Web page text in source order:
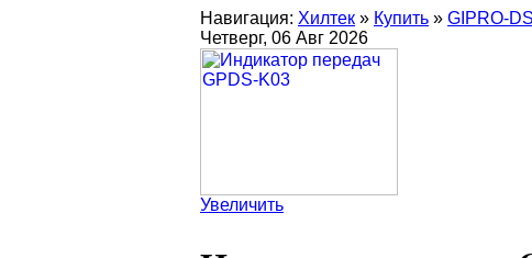
Навигация: Хилтек » Купить » GIPRO-
Четверг, 06 Авг 2026
Увеличить